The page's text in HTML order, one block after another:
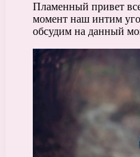
Пламенный привет
момент наш интим
обсудим на данный